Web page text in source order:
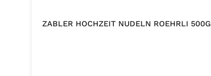
ZABLER HOCHZEIT NUDELN ROEHRLI 500G